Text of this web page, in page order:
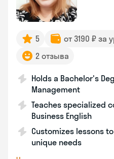
5 от 3190 ₽ за
2 отзыва
Holds a Bachelor's
Management
Teaches specialized
Business English
Customizes lessons
unique needs